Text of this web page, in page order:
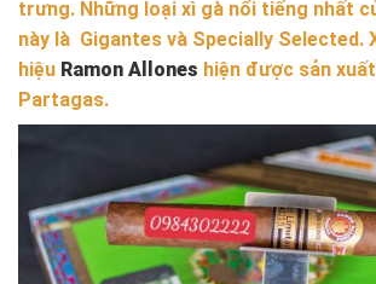
trưng. Những loại xì gà nổi tiếng nhất
này là Gigantes và Specially Selected.
hiệu Ramon Allones hiện được sản
Partagas.